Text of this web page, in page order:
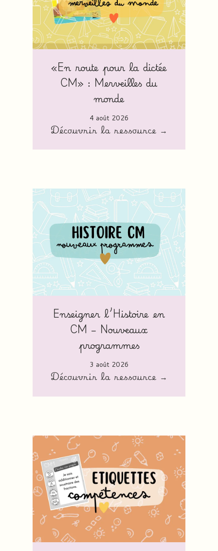
«En route pour la dictée
CM» : Merveilles du
monde
4 août 2026
Découvrir la ressource →
Enseigner l’Histoire en
CM – Nouveaux
programmes
3 août 2026
Découvrir la ressource →